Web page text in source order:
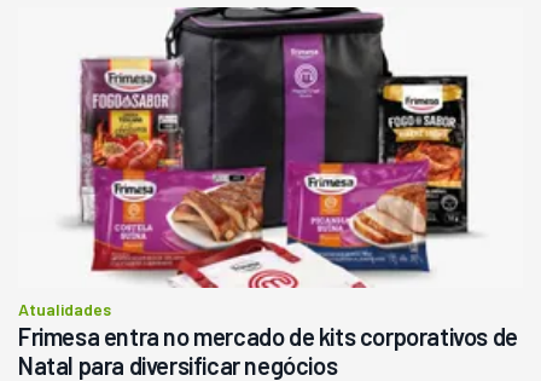
Atualidades
Frimesa entra no mercado de kits corporativos de
Natal para diversificar negócios